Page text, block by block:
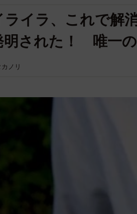
ライラ、これで解
明された！ 唯一
ノリ